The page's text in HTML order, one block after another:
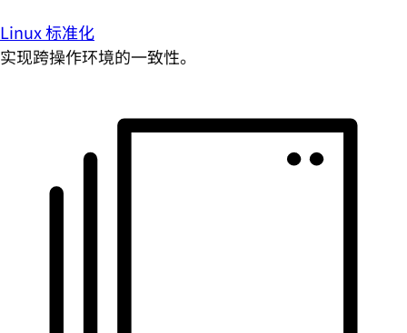
Linux 标准化
实现跨操作环境的一致性。